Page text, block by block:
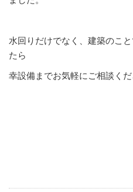
水回りだけでなく、建築のこ
たら
幸設備までお気軽にご相談くだ